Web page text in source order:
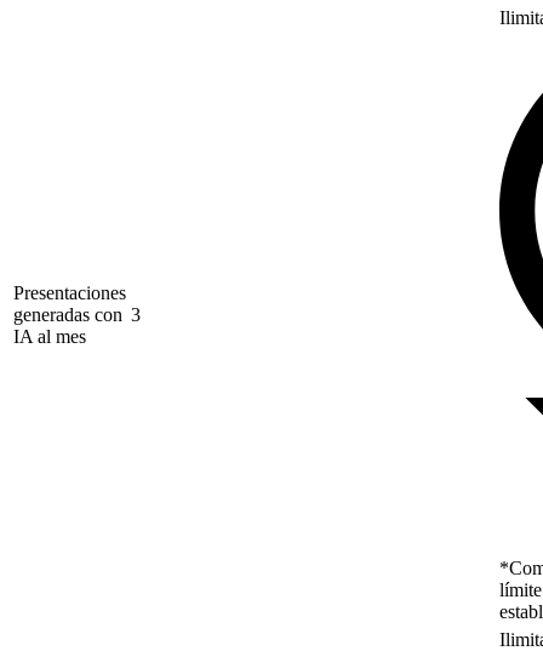
Presentaciones
generadas con
IA al mes
3